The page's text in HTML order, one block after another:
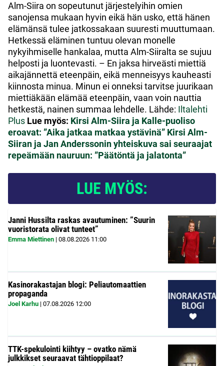
Alm-Siira on sopeutunut järjestelyihin omien
sanojensa mukaan hyvin eikä hän usko, että hänen
elämänsä tulee jatkossakaan suuresti muuttumaan.
Hetkessä eläminen tuntuu olevan monelle
nykyihmiselle hankalaa, mutta Alm-Siiralta se sujuu
helposti ja luontevasti. – En jaksa hirveästi miettiä
aikajännettä eteenpäin, eikä menneisyys kauheasti
kiinnosta minua. Minun ei onneksi tarvitse juurikaan
miettiäkään elämää eteenpäin, vaan voin nauttia
hetkestä, nainen summaa lehdelle. Lähde: Iltalehti
Plus Lue myös: Kirsi Alm-Siira ja Kalle-puoliso
eroavat: ”Aika jatkaa matkaa ystävinä” Kirsi Alm-
Siiran ja Jan Anderssonin yhteiskuva sai seuraajat
repeämään nauruun: ”Päätöntä ja jalatonta”
LUE MYÖS:
Janni Hussilta raskas avautuminen: ”Suurin
vuoristorata olivat tunteet”
Emma Miettinen | 08.08.2026 11:00
Kasinorakastajan blogi: Peliautomaattien
propaganda
Joel Karhu | 07.08.2026 12:00
TTK-spekulointi kiihtyy – ovatko nämä
julkkikset seuraavat tähtioppilaat?